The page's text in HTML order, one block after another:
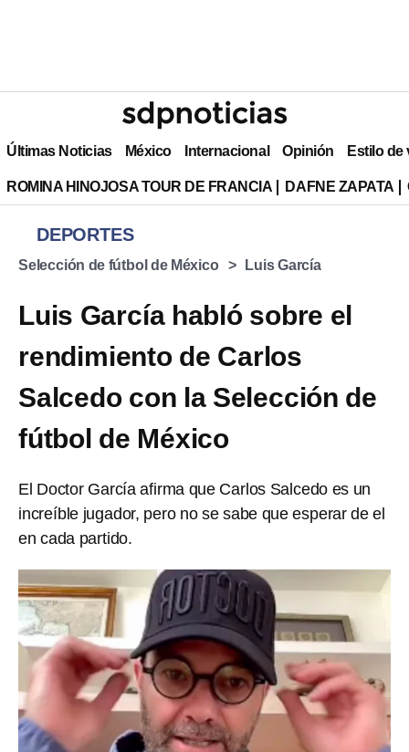
Últimas Noticias México Internacional Opinión Estilo de
ROMINA HINOJOSA TOUR DE FRANCIA DAFNE ZAPATA
DEPORTES
Selección de fútbol de México Luis García
Luis García habló sobre el
rendimiento de Carlos
Salcedo con la Selección de
fútbol de México
El Doctor García afirma que Carlos Salcedo es un
increíble jugador, pero no se sabe que esperar de el
en cada partido.